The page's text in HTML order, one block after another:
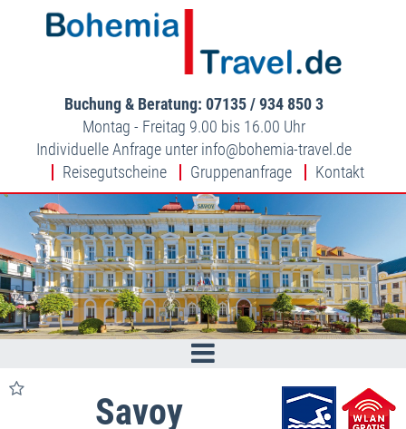
Buchung & Beratung: 07135 / 934 850 3
Montag - Freitag 9.00 bis 16.00 Uhr
Individuelle Anfrage unter info
bohemia-travel.de
Reisegutscheine
Gruppenanfrage Kontakt
Savoy